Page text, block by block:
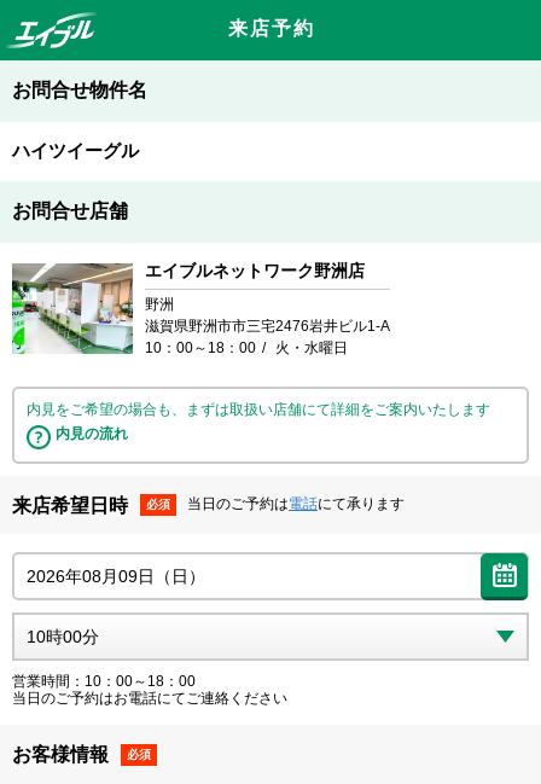
来店予約
お問合せ物件名
ハイツイーグル
お問合せ店舗
エイブルネットワーク野洲店
野洲
滋賀県野洲市市三宅2476岩井ビル1-A
10：00～18：00
火・水曜日
内見をご希望の場合も、まずは取扱い店舗にて詳細をご案内いたします
内見の流れ
来店希望日時 必須 当日のご予約は電話にて承ります
営業時間：10：00～18：00
当日のご予約はお電話にてご連絡ください
お客様情報 必須